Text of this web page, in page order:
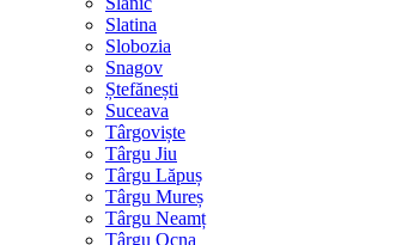
Slatina
Slobozia
Snagov
Ștefănești
Suceava
Târgoviște
Târgu Jiu
Târgu Lăpuș
Târgu Mureș
Târgu Neamț
Târgu Ocna